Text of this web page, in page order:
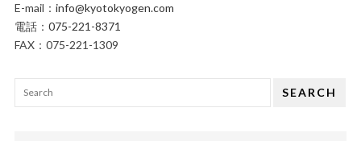
E-mail： info@kyotokyogen.com
電話： 075-221-8371
FAX：075-221-1309
SEARCH